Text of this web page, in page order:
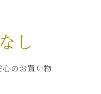
し
のお買い物